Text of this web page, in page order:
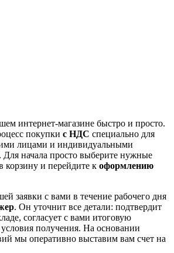
интернет-магазине быстро и просто.
покупки с НДС специально для
лицами и индивидуальными
начала просто выберите нужные
корзину и перейдите к оформлению
заявки с вами в течение рабочего дня
. Он уточнит все детали: подтвердит
согласует с вами итоговую
получения. На основании
мы оперативно выставим вам счет на